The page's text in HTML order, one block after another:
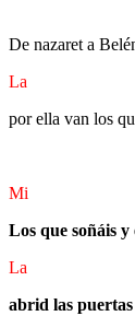
De nazaret a
La Mi
por ella van los
Mi
Los que soñáis
La
abrid las